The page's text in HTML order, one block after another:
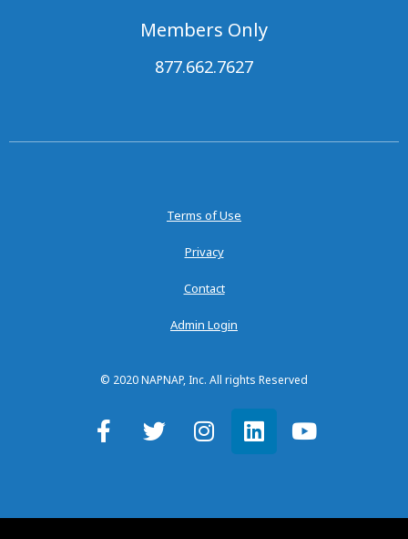
Members Only
877.662.7627
Terms of Use
Privacy
Contact
Admin Login
© 2020 NAPNAP, Inc. All rights Reserved